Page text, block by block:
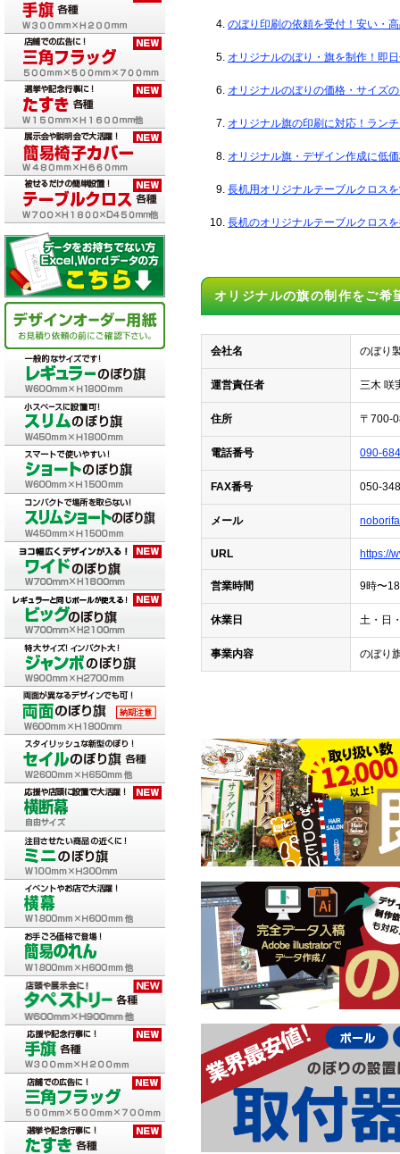
のぼり印刷の依頼を受付！安い・
オリジナルのぼり・旗を制作！即
オリジナルのぼりの価格・サイズ
オリジナル旗の印刷に対応！ラン
オリジナル旗・デザイン作成に低
長机用オリジナルテーブルクロス
長机のオリジナルテーブルクロス
オリジナルの旗の制作をご希
会社名 のぼり
運営責任者 三木 咲
住所 〒700-
電話番号 090-
FAX番号 050-
メール
URL https://
営業時間 9時〜
休業日 土・日
事業内容 のぼり